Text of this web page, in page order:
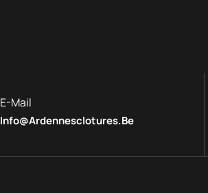
E-Mail
Info@ardennesclotures.be